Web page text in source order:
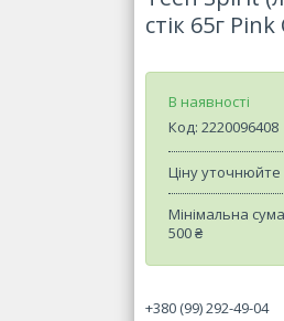
стік 65г
В наявності
Код: 2220096408
Ціну уточнюйте
Мінімальна
500 ₴
+380 (99) 292-49-04